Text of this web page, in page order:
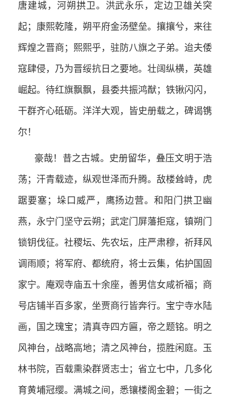
唐建城，河朔拱卫。洪武永乐，定边卫雄关突
起；康熙乾隆，朔平府金汤壁垒。攘攘兮，来往
辉煌之晋商；熙熙乎，驻防八旗之子弟。迨夫倭
寇肆侵，乃为晋绥抗日之要地。壮阔纵横，英雄
崛起。待红旗飘飘，县委共振鸿猷；铁锹闪闪，
干群齐心砥砺。洋洋大观，皆史册载之，碑谒镌
尔！
豪哉！昔之古城。史册留华，叠压文明于浩
荡；汗青载迹，纵观世泽而升腾。敌楼耸峙，虎
踞要塞；垛口威严，鹰扬边营。和阳门拱卫幽
燕，永宁门坚守云朔；武定门屏藩拒寇，镇朔门
锁钥伐征。社稷坛、先农坛，庄严肃穆，祈拜风
调雨顺；将军府、都统府，将士云集，佑护国固
家宁。庵观寺庙五十余座，善男信女咸祈福；商
号店铺半百多家，坐贾商行皆奔行。宝宁寺水陆
画，国之瑰宝；清真寺四方匾，帝之题铭。明之
风神台，战略高地；清之风神台，揽胜闲庭。玉
林书院，百载熏染群贤志士；省立七中，几多化
育黄埔冠缨。满城之间，悉镶楼阁金碧；一街之